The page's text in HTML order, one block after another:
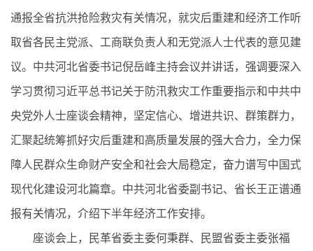
通报全省抗洪抢险救灾有关情况，就灾后重建和经济工作听
取省各民主党派、工商联负责人和无党派人士代表的意见建
议。中共河北省委书记倪岳峰主持会议并讲话，强调要深入
学习贯彻习近平总书记关于防汛救灾工作重要指示和中共中
央党外人士座谈会精神，坚定信心、增进共识、群策群力，
汇聚起统筹抓好灾后重建和高质量发展的强大合力，全力保
障人民群众生命财产安全和社会大局稳定，奋力谱写中国式
现代化建设河北篇章。中共河北省委副书记、省长王正谱通
报有关情况，介绍下半年经济工作安排。
座谈会上，民革省委主委何秉群、民盟省委主委张福